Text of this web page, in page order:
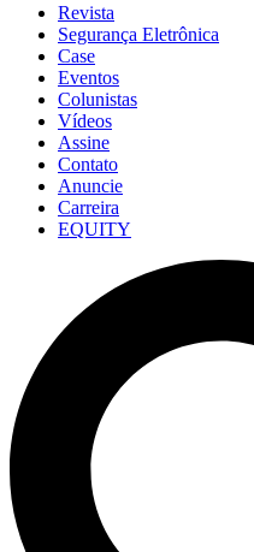
Revista
Segurança Eletrônica
Case
Eventos
Colunistas
Vídeos
Assine
Contato
Anuncie
Carreira
EQUITY